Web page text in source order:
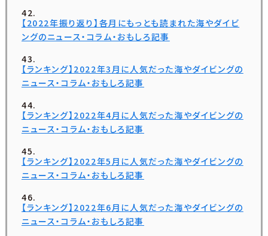
【2022年振り返り】各月にもっとも読まれた海やダイビ
ングのニュース・コラム・おもしろ記事
【ランキング】2022年3月に人気だった海やダイビングの
ニュース・コラム・おもしろ記事
【ランキング】2022年4月に人気だった海やダイビングの
ニュース・コラム・おもしろ記事
【ランキング】2022年5月に人気だった海やダイビングの
ニュース・コラム・おもしろ記事
【ランキング】2022年6月に人気だった海やダイビングの
ニュース・コラム・おもしろ記事